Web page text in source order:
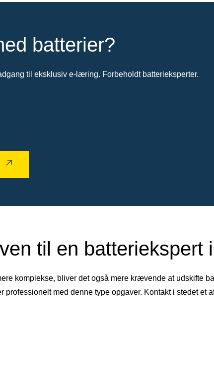
batterier?
til eksklusiv e-læring. Forbeholdt batterieksperter.
til en
komplekse, bliver det også mere krævende at udskifte
professionelt med denne type opgaver. Kontakt i stedet